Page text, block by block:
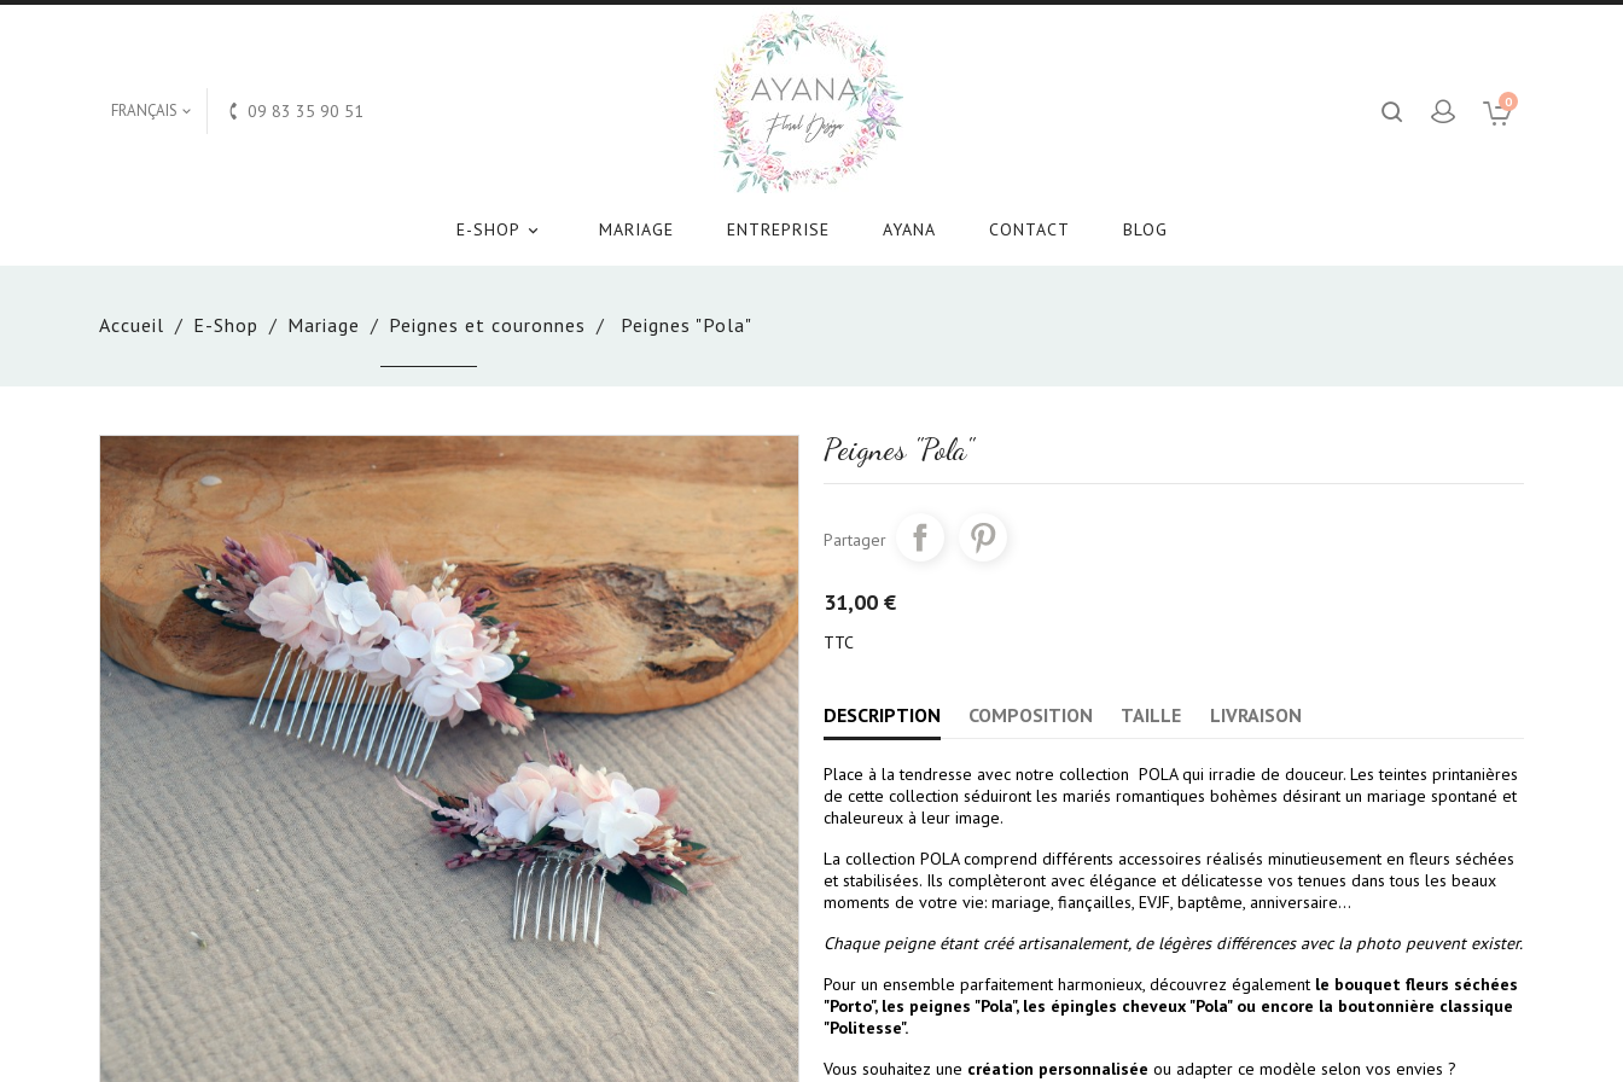
FRANÇAIS   09 83 35 90 51 0

E-SHOP MARIAGE ENTREPRISE AYANA CONTACT BLOG
Accueil E-Shop Mariage Peignes et couronnes Peignes "Pola"
Peignes "Pola"
Partager
31,00 €
TTC
DESCRIPTION COMPOSITION TAILLE LIVRAISON
Place à la tendresse avec notre collection POLA qui irradie de douceur. Les teintes printanières
de cette collection séduiront les mariés romantiques bohèmes désirant un mariage spontané et
chaleureux à leur image.
La collection POLA comprend différents accessoires réalisés minutieusement en fleurs séchées
et stabilisées. Ils complèteront avec élégance et délicatesse vos tenues dans tous les beaux
moments de votre vie: mariage, fiançailles, EVJF, baptême, anniversaire...
Chaque peigne étant créé artisanalement, de légères différences avec la photo peuvent exister.
Pour un ensemble parfaitement harmonieux, découvrez également le bouquet fleurs séchées
"Porto", les peignes "Pola", les épingles cheveux "Pola"ou encore la boutonnière classique
"Politesse".
Vous souhaitez une création personnalisée ou adapter ce modèle selon vos envies ?